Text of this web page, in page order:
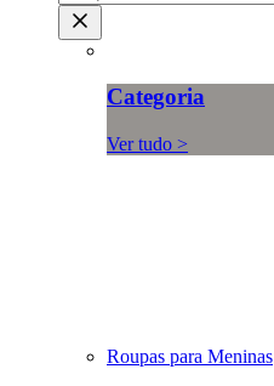
Categoria
Ver tudo >
Roupas para Meninas